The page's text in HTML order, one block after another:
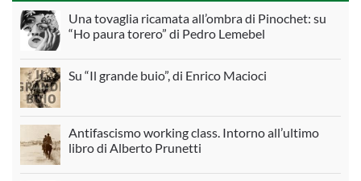
Una tovaglia ricamata all’ombra di Pinochet: su
“Ho paura torero” di Pedro Lemebel
Su “Il grande buio”, di Enrico Macioci
Antifascismo working class. Intorno all’ultimo
libro di Alberto Prunetti